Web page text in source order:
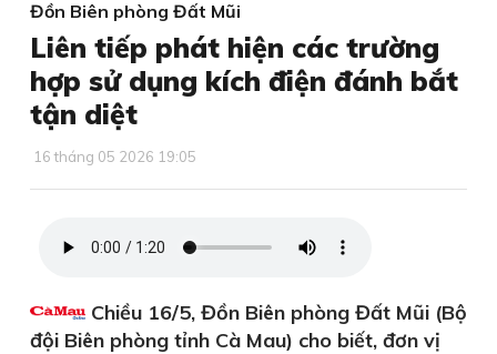
Đồn Biên phòng Đất Mũi
Liên tiếp phát hiện các trường
hợp sử dụng kích điện đánh bắt
tận diệt
16 tháng 05 2026 19:05
Chiều 16/5, Đồn Biên phòng Đất Mũi (Bộ
đội Biên phòng tỉnh Cà Mau) cho biết, đơn vị